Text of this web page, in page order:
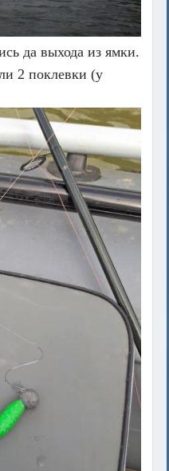
да выхода из ямки.
2 поклевки (у